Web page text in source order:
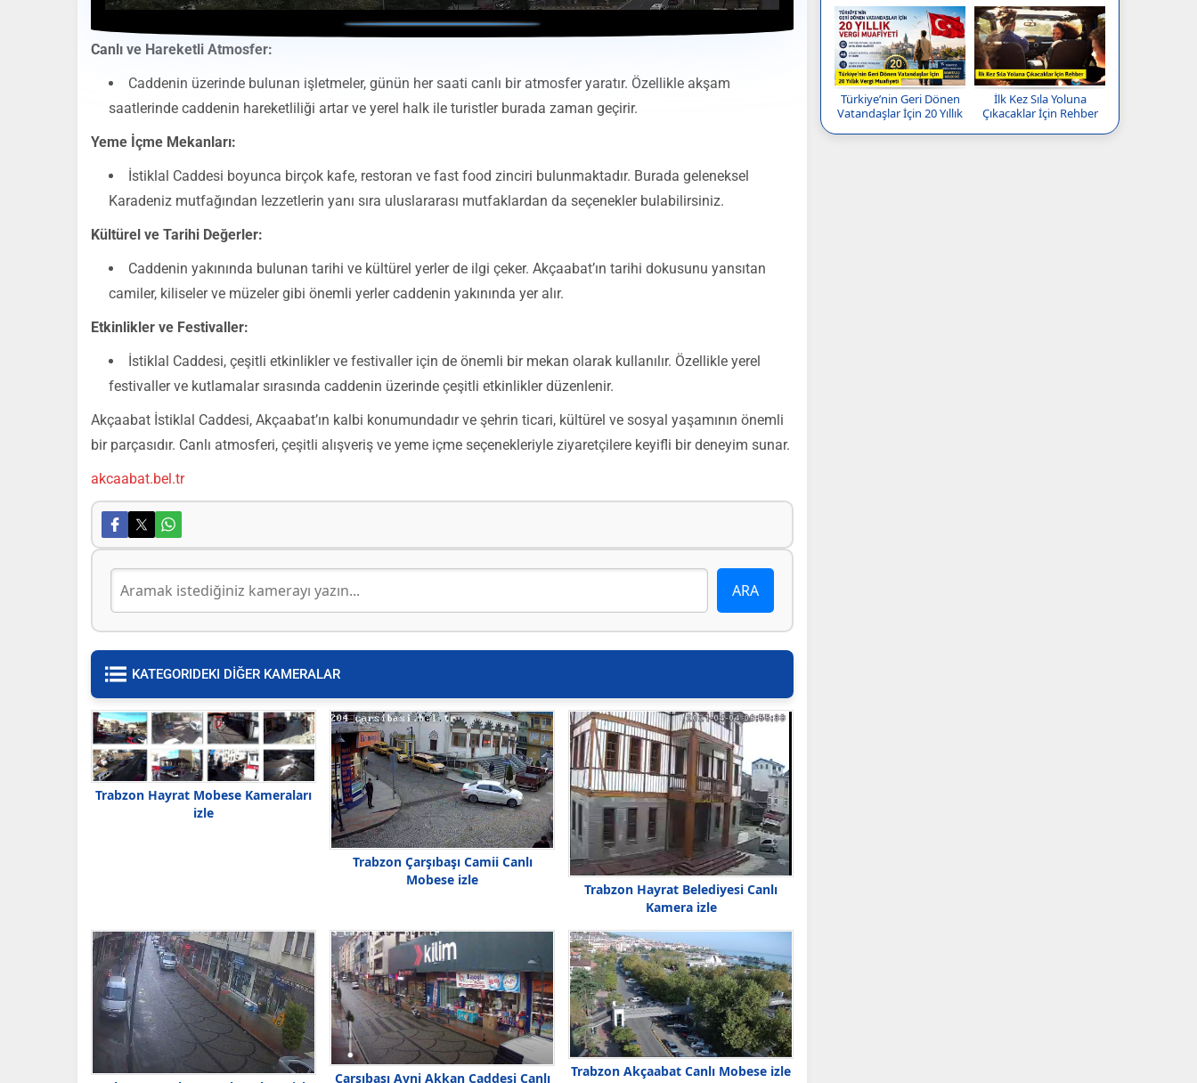
of
00:00Volume
0%
Canlı ve Hareketli Atmosfer:
Caddenin üzerinde bulunan işletmeler, günün her saati canlı bir atmosfer yaratır. Özellikle akşam
saatlerinde caddenin hareketliliği artar ve yerel halk ile turistler burada zaman geçirir.
Yeme İçme Mekanları:
İstiklal Caddesi boyunca birçok kafe, restoran ve fast food zinciri bulunmaktadır. Burada geleneksel
Karadeniz mutfağından lezzetlerin yanı sıra uluslararası mutfaklardan da seçenekler bulabilirsiniz.
Kültürel ve Tarihi Değerler:
Caddenin yakınında bulunan tarihi ve kültürel yerler de ilgi çeker. Akçaabat’ın tarihi dokusunu yansıtan
camiler, kiliseler ve müzeler gibi önemli yerler caddenin yakınında yer alır.
Etkinlikler ve Festivaller:
İstiklal Caddesi, çeşitli etkinlikler ve festivaller için de önemli bir mekan olarak kullanılır. Özellikle yerel
festivaller ve kutlamalar sırasında caddenin üzerinde çeşitli etkinlikler düzenlenir.
Akçaabat İstiklal Caddesi, Akçaabat’ın kalbi konumundadır ve şehrin ticari, kültürel ve sosyal yaşamının önemli
bir parçasıdır. Canlı atmosferi, çeşitli alışveriş ve yeme içme seçenekleriyle ziyaretçilere keyifli bir deneyim sunar.
akcaabat.bel.tr
KATEGORIDEKI DİĞER KAMERALAR
Trabzon Hayrat Mobese Kameraları
izle
Trabzon Çarşıbaşı Camii Canlı
Mobese izle
Trabzon Hayrat Belediyesi Canlı
Kamera izle
Çarşıbaşı Avni Akkan Caddesi Canlı
Trabzon Akçaabat Canlı Mobese izle
Türkiye’nin Geri Dönen
Vatandaşlar İçin 20 Yıllık
İlk Kez Sıla Yoluna
Çıkacaklar İçin Rehber